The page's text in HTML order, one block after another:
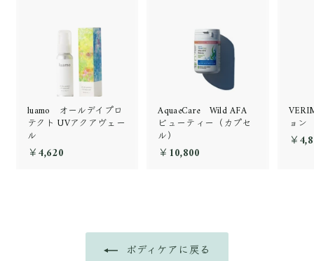
luamo オールデイプロ
テクト UVアクアヴェー
ル
￥4,620
AquaeCare Wild AFA
ビューティー（カプセ
ル）
￥10,800
0
ョン
￥
ボディケアに戻る